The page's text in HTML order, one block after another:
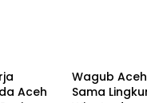
Aceh
Wagub
Sama